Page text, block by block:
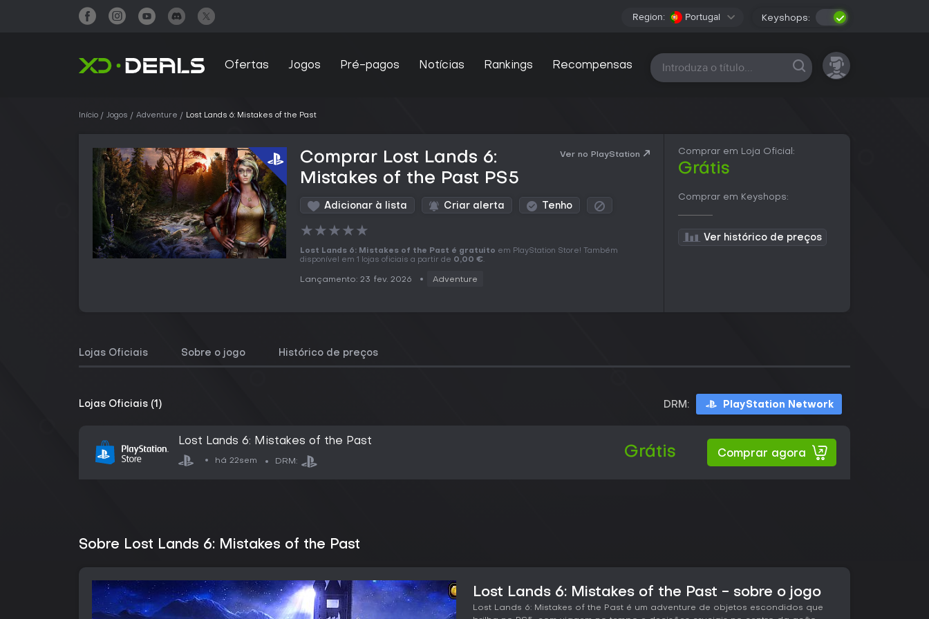
Region: Portugal Keyshops:
Ofertas Jogos Pré-pagos Notícias Rankings Recompensas Todas as plataformas
Início Jogos Adventure Lost Lands 6: Mistakes of the Past
Comprar Lost Lands 6:
Mistakes of the Past PS5
Ver no PlayStation
Adicionar à lista Criar alerta Tenho
★★★★★
Lost Lands 6: Mistakes of the Past é gratuito em PlayStation Store! Também
disponível em 1 lojas oficiais a partir de 0,00 €.
Lançamento: 23 fev. 2026 Adventure
Comprar em Loja Oficial:
Grátis
Comprar em Keyshops:
Ver histórico de preços
Lojas Oficiais Sobre o jogo Histórico de preços
Lojas Oficiais (1) DRM: PlayStation Network
Lost Lands 6: Mistakes of the Past
há 22sem DRM:
Grátis Comprar agora
Sobre Lost Lands 6: Mistakes of the Past
Lost Lands 6: Mistakes of the Past - sobre o jogo
Lost Lands 6: Mistakes of the Past é um adventure de objetos escondidos que